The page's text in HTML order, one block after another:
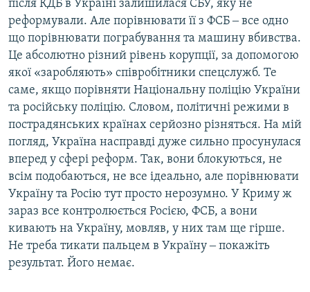
після КДБ в Україні залишилася СБУ, яку не
реформували. Але порівнювати її з ФСБ ‒ все одно
що порівнювати пограбування та машину вбивства.
Це абсолютно різний рівень корупції, за допомогою
якої «заробляють» співробітники спецслужб. Те
саме, якщо порівняти Національну поліцію України
та російську поліцію. Словом, політичні режими в
пострадянських країнах серйозно різняться. На мій
погляд, Україна насправді дуже сильно просунулася
вперед у сфері реформ. Так, вони блокуються, не
всім подобаються, не все ідеально, але порівнювати
Україну та Росію тут просто нерозумно. У Криму ж
зараз все контролюється Росією, ФСБ, а вони
кивають на Україну, мовляв, у них там ще гірше.
Не треба тикати пальцем в Україну ‒ покажіть
результат. Його немає.